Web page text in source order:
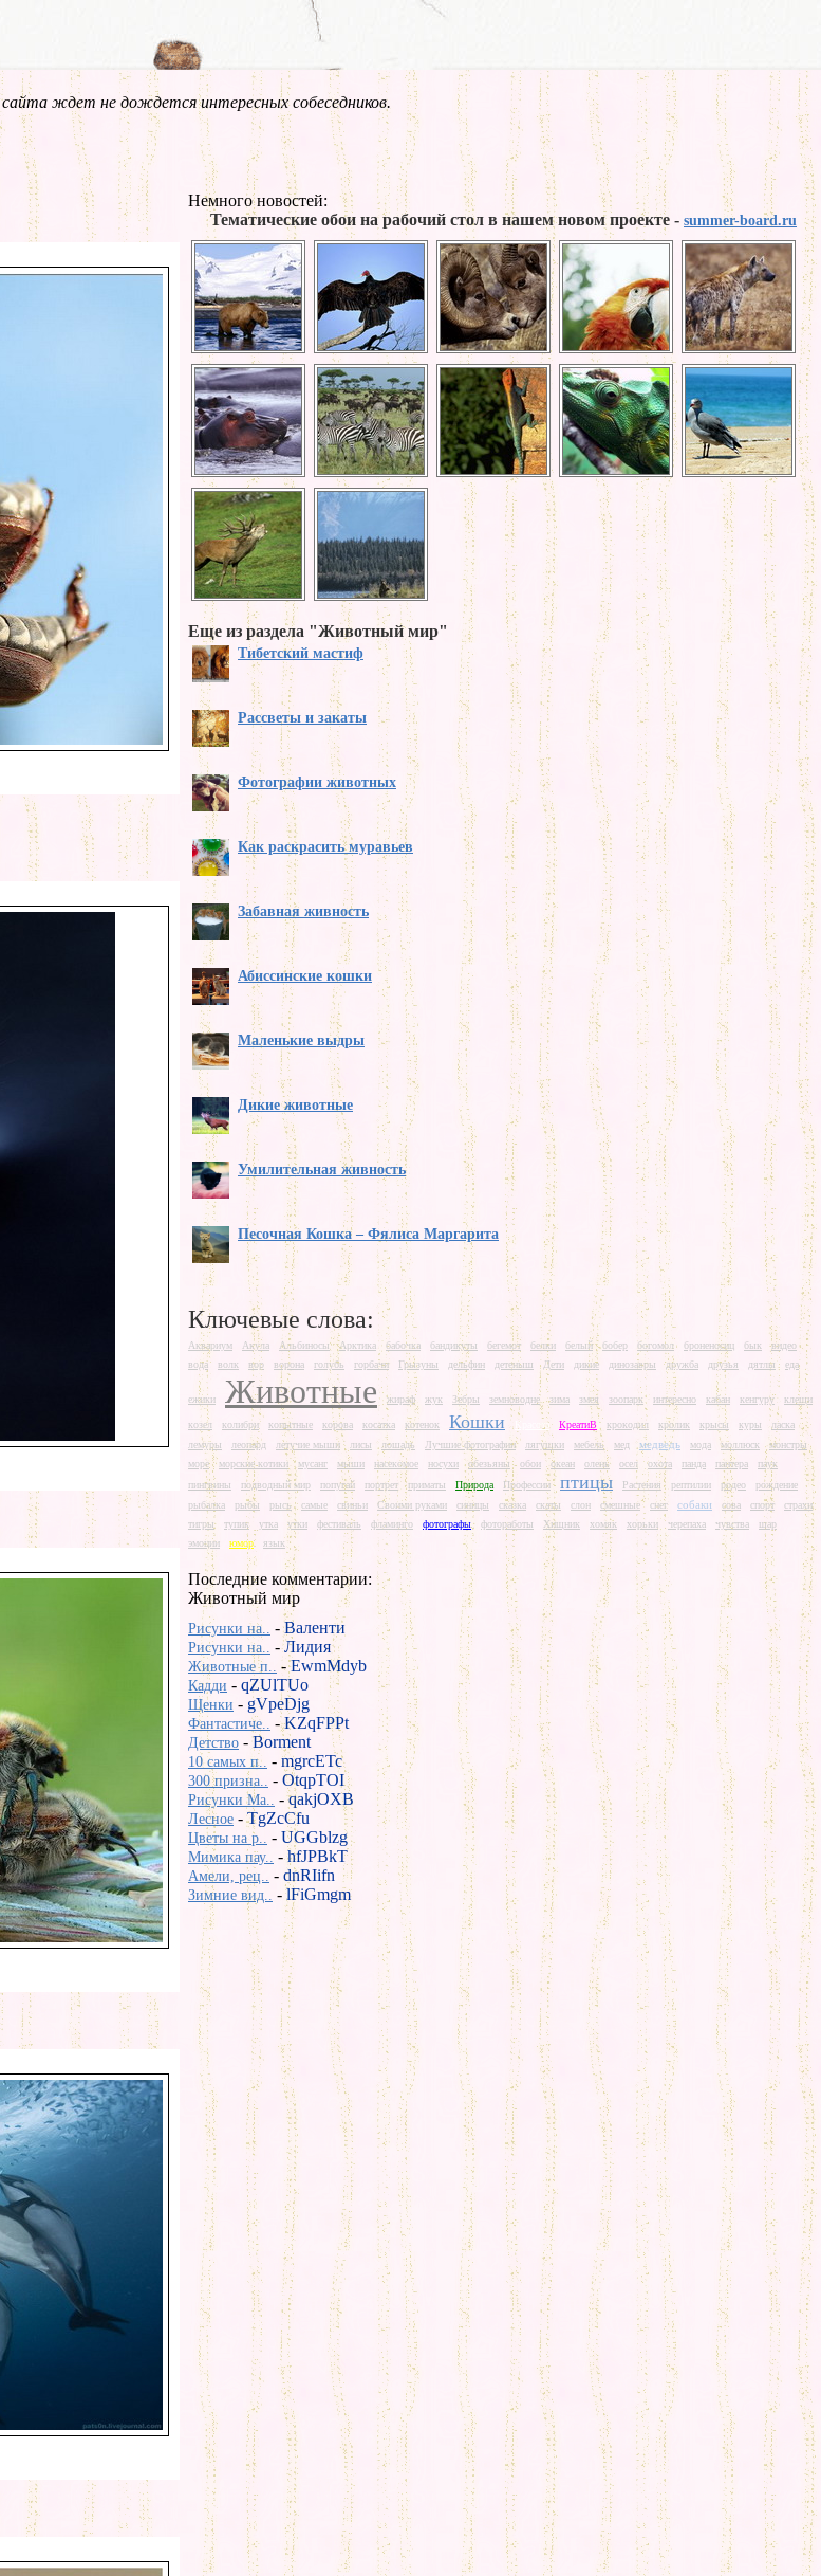
сайта ждет не дождется интересных собеседников.
Немного новостей:
Тематические обои на рабочий стол в нашем новом проекте - summer-board.ru
Еще из раздела "Животный мир"
Тибетский мастиф
Рассветы и закаты
Фотографии животных
Как раскрасить муравьев
Забавная живность
Абиссинские кошки
Маленькие выдры
Дикие животные
Умилительная живность
Песочная Кошка – Фялиса Маргарита
Ключевые слова:
Аквариум Акула Альбиносы Арктика бабочка бандикуты бегемот белки белый бобер богомол броненосиц бык
видео
вода
волк вор ворона голубь горбачи Грызуны дельфин детеныш Дети дикие динозавры дружба друзья дятлы еда
ежики Животные жираф жук Зебры земноводне зима змея зоопарк интересно кабан кенгуру клещи
козел колибри копытные корова косатка котенок Кошки Красота КреатиВ крокодил кролик крысы куры
ласка
лемуры
леопард летучие мыши лисы лошадь Лучшие фотографии лягушки мебель мед медведь мода моллюск
монстры
море
морские котики мусанг мыши насекомое носухи обезьяны обои океан олень осел охота панда пантера
паук
пингвины
подводный мир попугай портрет приматы Природа Профессии птицы Растения рептилии родео
рождение
рыбалка
рыбы рысь самые свиньи Своими руками синицы сказка скаты слон смешные снег собаки сова спорт
страхи
тигры
тупик утка утки фестиваль фламинго фотографы фотоработы Хищник хомяк хорьки черепаха чувства
шар
эмоции
юмор язык
Последние комментарии:
Животный мир
Рисунки на.. -Валенти
Рисунки на.. -Лидия
Животные п.. -EwmMdyb
Кадди - qZUlTUo
Щенки - gVpeDjg
Фантастиче.. -KZqFPPt
Детство - Borment
10 самых п.. - mgrcETc
300 призна.. - OtqpTOI
Рисунки Ma.. -qakjOXB
Лесное -TgZcCfu
Цветы на р.. - UGGblzg
Мимика пау.. -hfJPBkT
Амели, рец.. - dnRIifn
Зимние вид.. -lFiGmgm